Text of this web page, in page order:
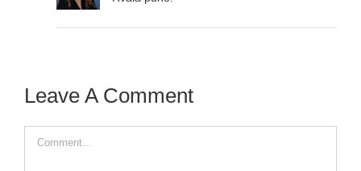
Leave A Comment